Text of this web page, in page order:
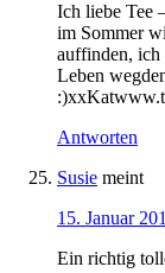
Ich liebe Tee
im Sommer
auffinden, ich
Leben
Antworten
Susie meint
15. Januar
Ein richtig